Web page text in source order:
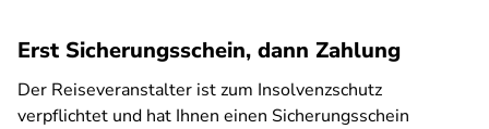
Erst Sicherungsschein, dann Zahlung
Der Reiseveranstalter ist zum Insolvenzschutz
verpflichtet und hat Ihnen einen Sicherungsschein